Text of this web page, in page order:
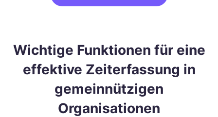
Wichtige Funktionen für eine
effektive Zeiterfassung in
gemeinnützigen
Organisationen